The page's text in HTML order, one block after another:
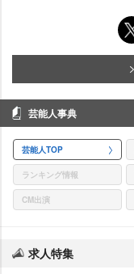
芸能人事典
芸能人TOP
ランキング情報
CM出演
求人特集